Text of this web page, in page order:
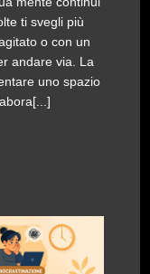
ti svegli più
o con un
andare via. La
uno spazio